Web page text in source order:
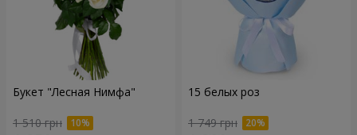
Букет "Лесная Нимфа"
1 510 грн
15 белых роз
1 749 грн